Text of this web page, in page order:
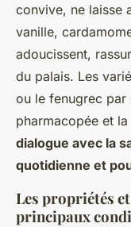
convive, ne laisse
vanille,
adoucissent,
du palais. Les
ou le fenugrec
pharmacopée et
dialogue avec la
quotidienne et
Les propriétés
principaux